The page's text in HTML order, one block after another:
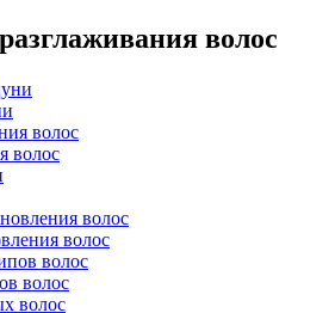
волос
волос
волос
волос